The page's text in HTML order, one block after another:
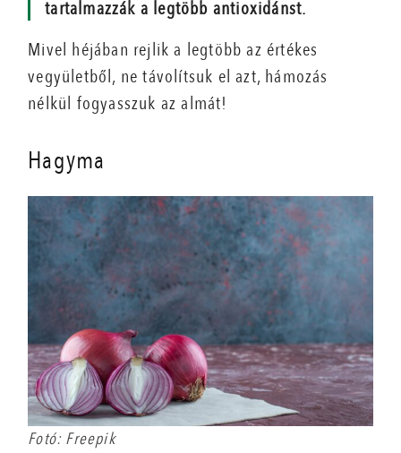
tartalmazzák a legtöbb antioxidánst.
Mivel héjában rejlik a legtöbb az értékes
vegyületből, ne távolítsuk el azt, hámozás
nélkül fogyasszuk az almát!
Hagyma
Fotó: Freepik